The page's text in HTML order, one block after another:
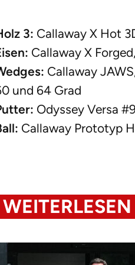
3: Callaway X Hot
Callaway X
Callaway
und 64 Grad
Odyssey Versa
Callaway Prototyp
WEITERLESEN